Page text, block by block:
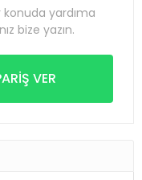
yardıma
bize yazın.
VER